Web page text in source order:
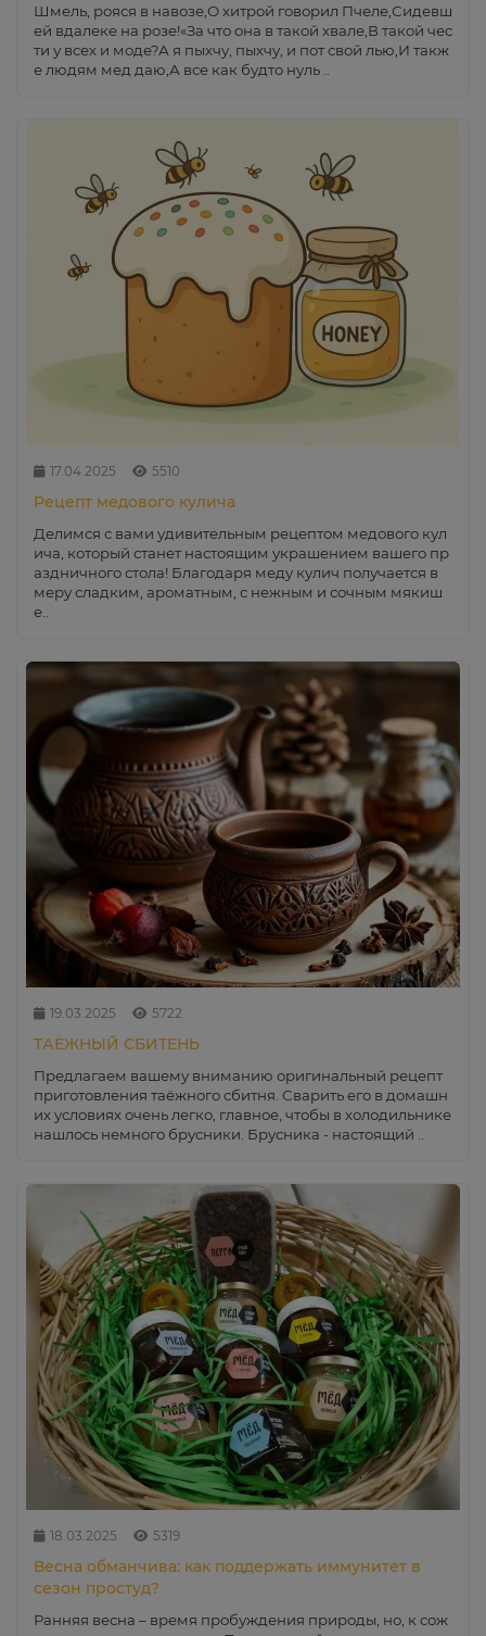
Шмель, рояся в навозе,О хитрой говорил Пчеле,Сидевш
ей вдалеке на розе!«За что она в такой хвале,В такой чес
ти у всех и моде?А я пыхчу, пыхчу, и пот свой лью,И такж
е людям мед даю,А все как будто нуль ..
17.04.2025 5510
Рецепт медового кулича
Делимся с вами удивительным рецептом медового кул
ича, который станет настоящим украшением вашего пр
аздничного стола! Благодаря меду кулич получается в
меру сладким, ароматным, с нежным и сочным мякиш
е..
19.03.2025 5722
ТАЁЖНЫЙ СБИТЕНЬ
Предлагаем вашему вниманию оригинальный рецепт
приготовления таёжного сбитня. Сварить его в домашн
их условиях очень легко, главное, чтобы в холодильнике
нашлось немного брусники. Брусника - настоящий ..
18.03.2025 5319
Весна обманчива: как поддержать иммунитет в
сезон простуд?
Ранняя весна – время пробуждения природы, но, к сож